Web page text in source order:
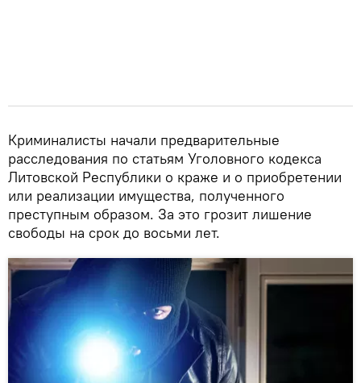
Криминалисты начали предварительные
расследования по статьям Уголовного кодекса
Литовской Республики о краже и о приобретении
или реализации имущества, полученного
преступным образом. За это грозит лишение
свободы на срок до восьми лет.